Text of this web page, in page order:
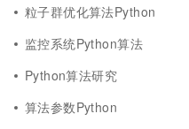
粒子群优化算法Python
监控系统Python算法
Python算法研究
算法参数Python